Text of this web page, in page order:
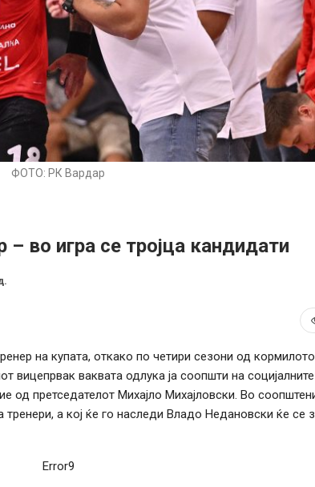
ФОТО: РК Вардар
во игра се тројца кандидати
на купата, откако по четири сезони од кормилото
ваквата одлука ја соопшти на социјалните
од претседателот Михајло Михајловски. Во
тренери, а кој ќе го наследи Владо Недановски ќе се
Error9